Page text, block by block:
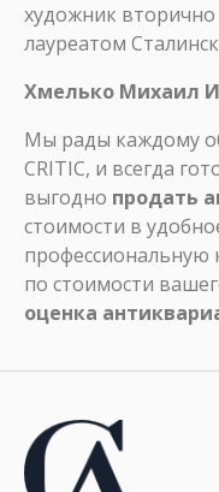
художник вторично
лауреатом
Хмелько Михаил
Мы рады каждому
CRITIC, и всегда
выгодно продать
стоимости в
профессиональную
по стоимости
оценка